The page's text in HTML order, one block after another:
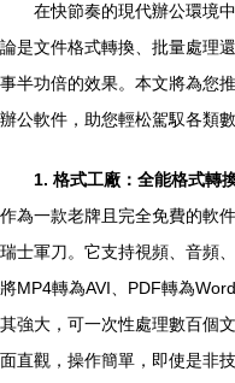
在快節奏的現代辦公環境
論是文件格式轉換、批量處理
事半功倍的效果。本文將為您
辦公軟件，助您輕松駕馭各類數
1. 格式工廠：全能格式轉
作為一款老牌且完全免費的軟
瑞士軍刀。它支持視頻、音頻
將MP4轉為AVI、PDF轉為
其強大，可一次性處理數百個
面直觀，操作簡單，即使是非